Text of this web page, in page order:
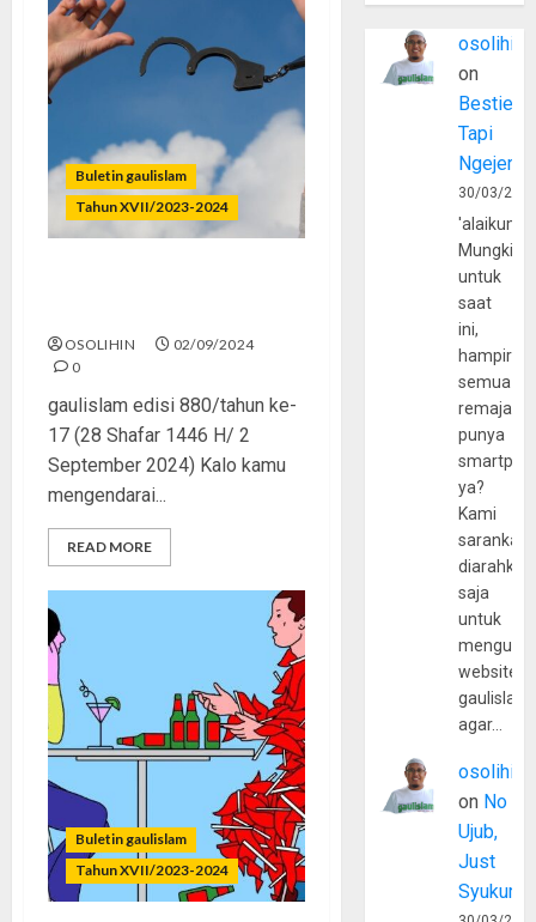
Buletin gaulislam
Tahun XVII/2023-2024
OSOLIHIN
02/09/2024
0
gaulislam edisi 880/tahun ke-
17 (28 Shafar 1446 H/ 2
September 2024) Kalo kamu
mengendarai...
READ MORE
Buletin gaulislam
Tahun XVII/2023-2024
osolihin
on
Bestie
Tapi
30/03/
Mungkin
untuk
saat
ini,
hampir
semua
remaja
punya
ya?
Kami
sarankan,
diarahkan
saja
untuk
website
agar…
osolihin
on No
Ujub,
Just
Syukur